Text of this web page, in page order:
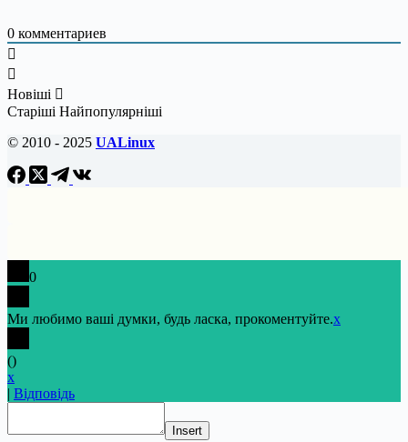
0 комментариев
Новіші
Старіші Найпопулярніші
© 2010 - 2025 UALinux
0
Ми любимо ваші думки, будь ласка, прокоментуйте.x
()
x
| Відповідь
Insert